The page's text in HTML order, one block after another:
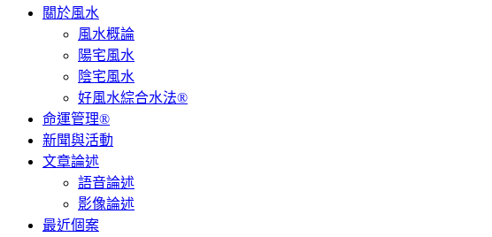
關於風水
風水概論
陽宅風水
陰宅風水
好風水綜合水法®
命運管理®
新聞與活動
文章論述
語音論述
影像論述
最近個案